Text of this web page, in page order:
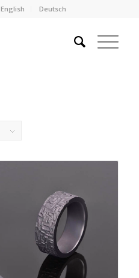
English Deutsch